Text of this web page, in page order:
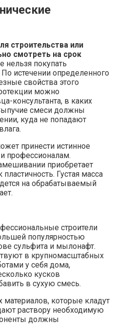
строительства или
смотреть на срок
нельзя покупать
истечении определенного
свойства этого
можно
консультанта, в каких
смеси должны
куда не попадают
принести истинное
профессионалам.
приобретает
Густая масса
на обрабатываемый
строители
популярностью
сульфита и мылонафт.
в крупномасштабных
у себя дома,
кусков
в сухую смесь.
материалов, которые кладут
раствору необходимую
должны